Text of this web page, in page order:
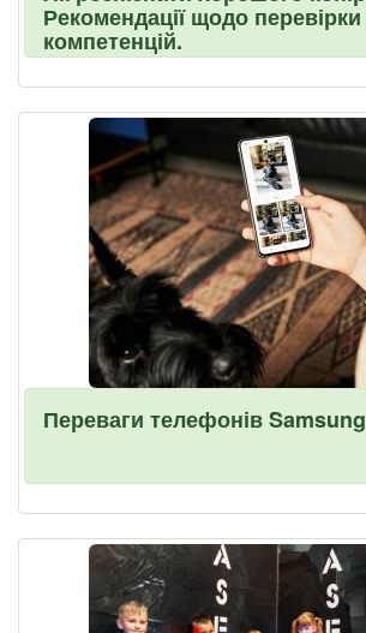
Рекомендації щодо перевірки
компетенцій.
Переваги телефонів Samsung